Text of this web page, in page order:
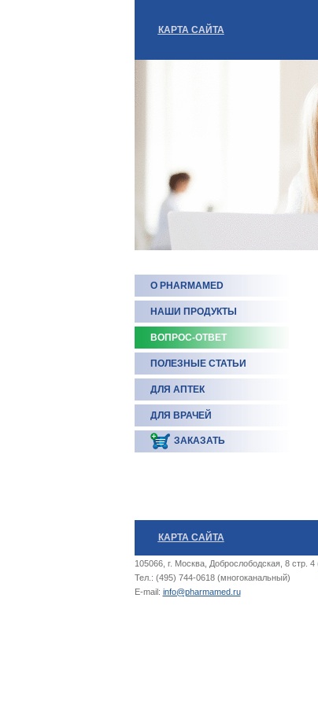
КАРТА САЙТА
О PHARMAMED
НАШИ ПРОДУКТЫ
ВОПРОС-ОТВЕТ
ПОЛЕЗНЫЕ СТАТЬИ
ДЛЯ АПТЕК
ДЛЯ ВРАЧЕЙ
ЗАКАЗАТЬ
КАРТА САЙТА
105066, г. Москва, Доброслободская, 8 стр. 4
Тел.: (495) 744-0618 (многоканальный)
E-mail: info@pharmamed.ru